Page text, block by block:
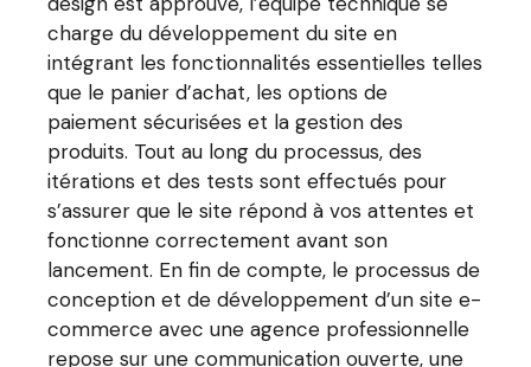
charge du développement du site en
intégrant les fonctionnalités essentielles telles
que le panier d’achat, les options de
paiement sécurisées et la gestion des
produits. Tout au long du processus, des
itérations et des tests sont effectués pour
s’assurer que le site répond à vos attentes et
fonctionne correctement avant son
lancement. En fin de compte, le processus de
conception et de développement d’un site e-
commerce avec une agence professionnelle
repose sur une communication ouverte, une